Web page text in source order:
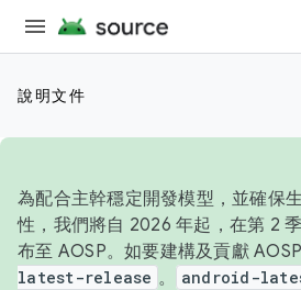
說明文件
為配合主幹穩定開發模型，並確保
性，我們將自 2026 年起，在第 2
布至 AOSP。如要建構及貢獻
latest-release 。 android-